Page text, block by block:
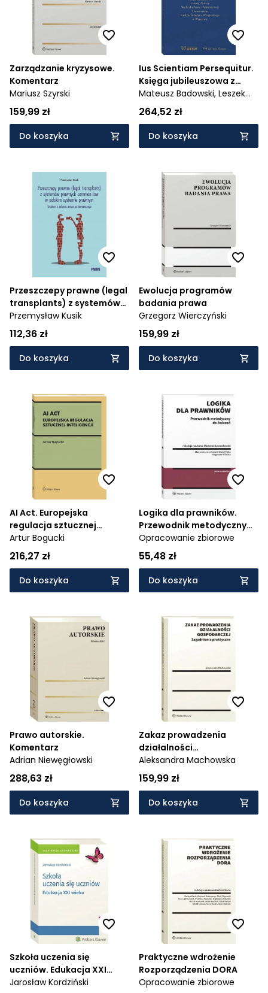
Zarządzanie kryzysowe.
Komentarz
Mariusz Szyrski
159,99 zł
Do koszyka
Ius Scientiam Persequitur.
Księga jubileuszowa z
okazji 25-lecia Wydziału
Prawa i Administracji
Uniwersytetu Kardynała
Stefana Wyszyńskiego w
Warszawie
Mateusz Badowski, Leszek
Karski,Janusz Wesserling
264,52 zł
Do koszyka
Przeszczepy prawne (legal
transplants) z systemów
prawnych common law w
polskim systemie
prawnym. Studium z
zakresu prawa
porównawczego
Przemysław Kusik
112,36 zł
Do koszyka
Ewolucja programów
badania prawa
Grzegorz Wierczyński
159,99 zł
Do koszyka
AI Act. Europejska
regulacja sztucznej
inteligencji
Artur Bogucki
216,27 zł
Do koszyka
Logika dla prawników.
Przewodnik metodyczny
do ćwiczeń
Opracowanie zbiorowe
55,48 zł
Do koszyka
Prawo autorskie.
Komentarz
Adrian Niewęgłowski
288,63 zł
Do koszyka
Zakaz prowadzenia
działalności
gospodarczej.
Zagadnienia praktyczne
Aleksandra Machowska
159,99 zł
Do koszyka
Szkoła uczenia się
uczniów. Edukacja XXI
wieku
Jarosław Kordziński
Praktyczne wdrożenie
Rozporządzenia DORA
Opracowanie zbiorowe